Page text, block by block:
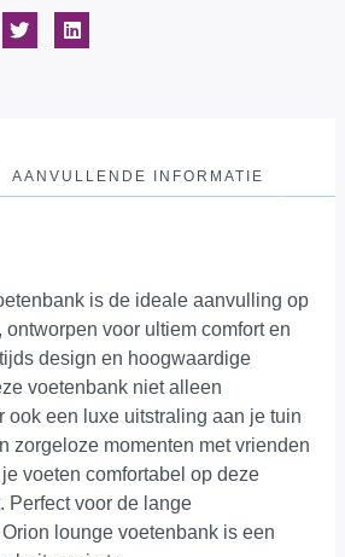
AANVULLENDE INFORMATIE
is de ideale aanvulling op
voor ultiem comfort en
design en hoogwaardige
voetenbank niet alleen
ook een luxe uitstraling aan je tuin
zorgeloze momenten met vrienden
voeten comfortabel op deze
Perfect voor de lange
lounge voetenbank is een